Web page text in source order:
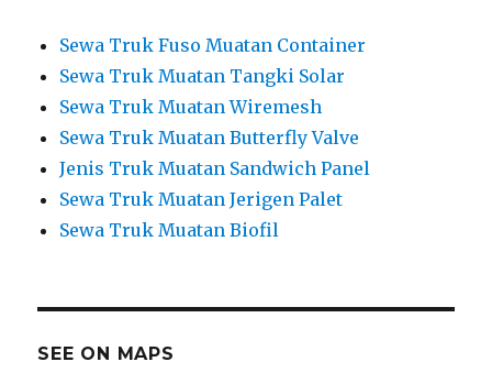
Sewa Truk Fuso Muatan Container
Sewa Truk Muatan Tangki Solar
Sewa Truk Muatan Wiremesh
Sewa Truk Muatan Butterfly Valve
Jenis Truk Muatan Sandwich Panel
Sewa Truk Muatan Jerigen Palet
Sewa Truk Muatan Biofil
SEE ON MAPS